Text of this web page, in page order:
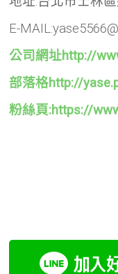
E-
公司網址http://
部落格http://
粉絲頁:https://